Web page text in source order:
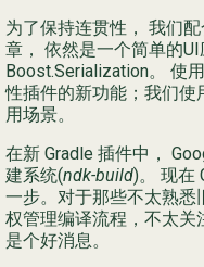
为了保持连贯性， 我们
章， 依然是一个简单的
Boost.Serialization。 使
性插件的新功能；我们使
用场景。
在新 Gradle 插件中，
建系统(ndk-build)。 现在
一步。对于那些不太熟悉
权管理编译流程，不太关
是个好消息。